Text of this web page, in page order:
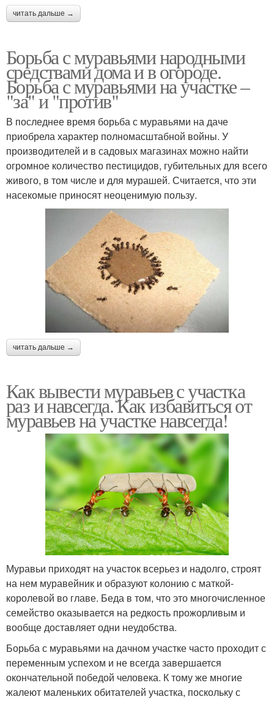
читать дальше →
Борьба с муравьями народными
средствами дома и в огороде.
Борьба с муравьями на участке –
"за" и "против"
В последнее время борьба с муравьями на даче
приобрела характер полномасштабной войны. У
производителей и в садовых магазинах можно найти
огромное количество пестицидов, губительных для всего
живого, в том числе и для мурашей. Считается, что эти
насекомые приносят неоценимую пользу.
читать дальше →
Как вывести муравьев с участка
раз и навсегда. Как избавиться от
муравьев на участке навсегда!
Муравьи приходят на участок всерьез и надолго, строят
на нем муравейник и образуют колонию с маткой-
королевой во главе. Беда в том, что это многочисленное
семейство оказывается на редкость прожорливым и
вообще доставляет одни неудобства.
Борьба с муравьями на дачном участке часто проходит с
переменным успехом и не всегда завершается
окончательной победой человека. К тому же многие
жалеют маленьких обитателей участка, поскольку с